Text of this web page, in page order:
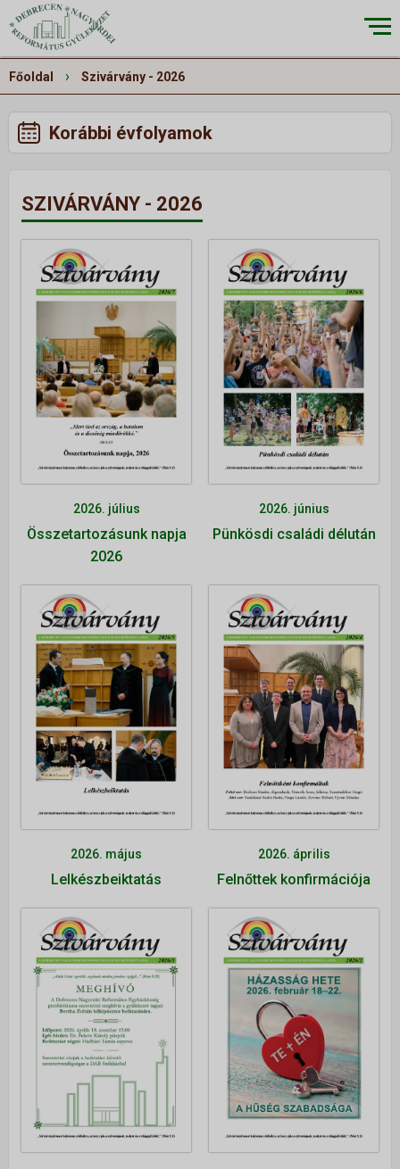
RÓLUNK▼
Küldetésünk
Történetünk
Épületeink
Munkatársaink
Galéria
Szivárvány
ALKALMAINK▼
Istentiszteletek
Érdeklődőknek
Gyerekeknek
Fiataloknak
Felnőtteknek
Kamarakórus
Többgenerációs tábor
NAPTÁR
KAPCSOLAT
TÁMOGATÁS▼
Adakozás
Alapítvány
Önkéntes szolgálatok
ÚJ VAGYOK ITT
Főoldal › Szivárvány - 2026
SZIVÁRVÁNY - 2026
2026. július
Összetartozásunk napja
2026
2026. június
Pünkösdi családi délután
2026. május
Lelkészbeiktatás
2026. április
Felnőttek konfirmációja
Korábbi évfolyamok